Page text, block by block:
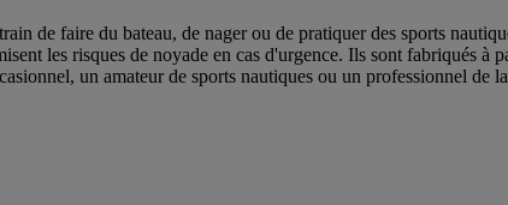
de faire du bateau, de nager ou de pratiquer des sports
les risques de noyade en cas d'urgence. Ils sont fabriqués à
un amateur de sports nautiques ou un professionnel de